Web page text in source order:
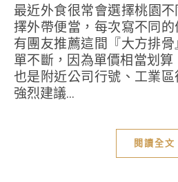
最近外食很常會選擇桃園不同的便當，常常會選
擇外帶便當，每次寫不同
有團友推薦這間『大方排
單不斷，因為單價相當划算
也是附近公司行號、工業區
強烈建議...
閱讀全文